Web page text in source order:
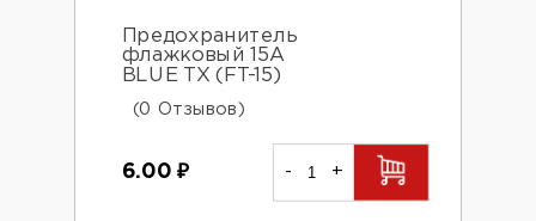
Предохранитель
флажковый 15A
BLUE TX (FT-15)
(0 Отзывов)
6.00₽ - +